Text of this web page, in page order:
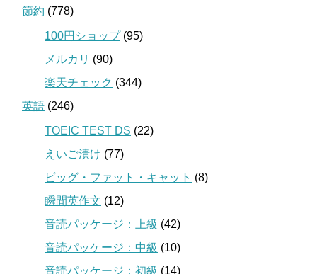
節約 (778)
100円ショップ(95)
メルカリ (90)
楽天チェック (344)
英語 (246)
TOEIC TEST DS (22)
えいご漬け (77)
ビッグ・ファット・キャット (8)
瞬間英作文 (12)
音読パッケージ：上級 (42)
音読パッケージ：中級 (10)
音読パッケージ：初級 (14)